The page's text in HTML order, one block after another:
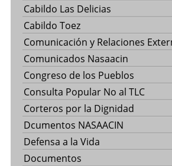
Cabildo Las Delicias
Cabildo Toez
Comunicación y Relaciones
Comunicados Nasaacin
Congreso de los Pueblos
Consulta Popular No al TLC
Corteros por la Dignidad
Dcumentos NASAACIN
Defensa a la Vida
Documentos